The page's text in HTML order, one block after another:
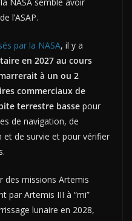
l’ASAP.
par la NASA, il y a
en 2027 au cours
à un ou 2
commerciaux de
terrestre basse pour
de navigation, de
de survie et pour vérifier
des missions Artemis
par Artemis III à “mi”
lunaire en 2028,